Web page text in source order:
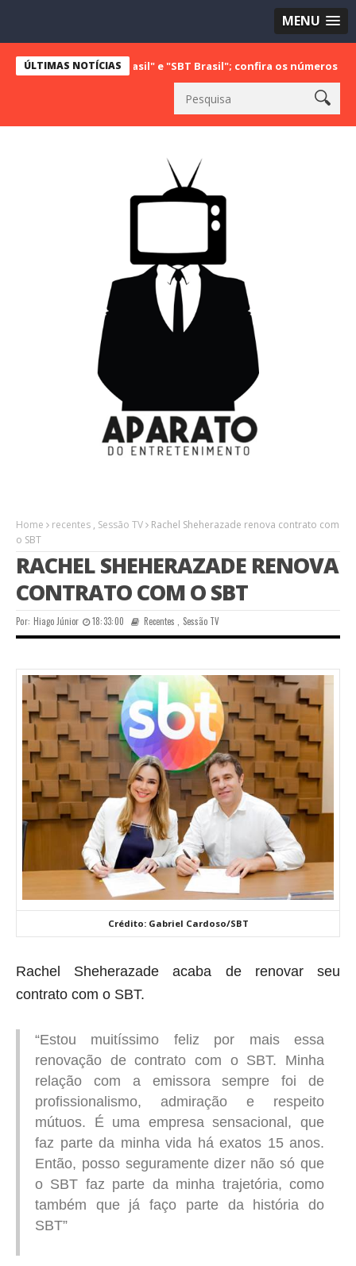
MENU
ÚLTIMAS NOTÍCIAS
Off Brasil" e "SBT Brasil"; confira os números do último
Home recentes , Sessão TV
Rachel Sheherazade renova contrato com
o SBT
RACHEL SHEHERAZADE RENOVA
CONTRATO COM O SBT
Por: Hiago Júnior 18:33:00 Recentes Sessão TV
Crédito: Gabriel Cardoso/SBT
Rachel Sheherazade acaba de renovar seu
contrato com o SBT.
“Estou muitíssimo feliz por mais essa
renovação de contrato com o SBT. Minha
relação com a emissora sempre foi de
profissionalismo, admiração e respeito
mútuos. É uma empresa sensacional, que
faz parte da minha vida há exatos 15 anos.
Então, posso seguramente dizer não só que
o SBT faz parte da minha trajetória, como
também que já faço parte da história do
SBT”